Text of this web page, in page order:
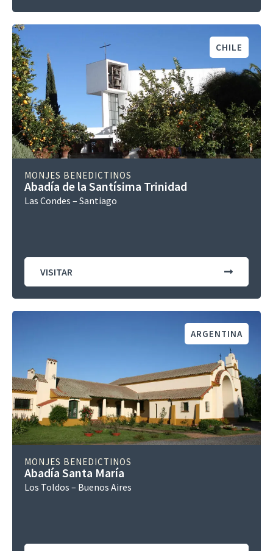
CHILE
MONJES BENEDICTINOS
Abadía de la Santísima Trinidad
Las Condes – Santiago
VISITAR
ARGENTINA
MONJES BENEDICTINOS
Abadía Santa María
Los Toldos – Buenos Aires